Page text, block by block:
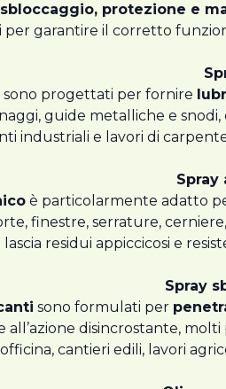
protezione e
per garantire il corretto
sono progettati per fornire
guide metalliche e
industriali e lavori di
è particolarmente adatto
finestre, serrature,
residui appiccicosi e
Spray
sono formulati per
all’azione disincrostante,
cantieri edili, lavori